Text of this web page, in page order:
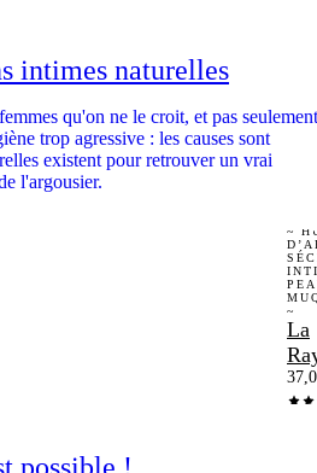
intimes naturelles
qu'on ne le croit, et pas seulement
trop agressive : les causes sont
existent pour retrouver un vrai
l'argousier.
~
~
La
possible !